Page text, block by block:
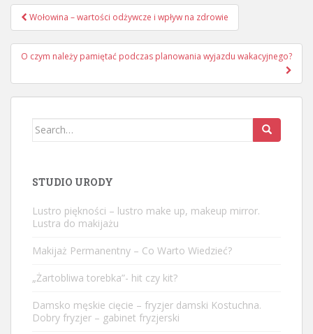
Nawigacja
wpisu
Wołowina – wartości odżywcze i wpływ na zdrowie
O czym należy pamiętać podczas planowania wyjazdu wakacyjnego?
Search
STUDIO URODY
Lustro piękności – lustro make up, makeup mirror.
Lustra do makijażu
Makijaż Permanentny – Co Warto Wiedzieć?
„Żartobliwa torebka”- hit czy kit?
Damsko męskie cięcie – fryzjer damski Kostuchna.
Dobry fryzjer – gabinet fryzjerski